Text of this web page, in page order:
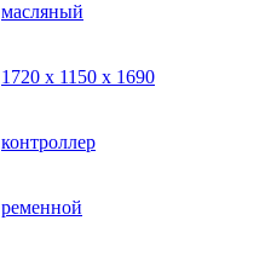
масляный
1720 х 1150 х 1690
контроллер
ременной